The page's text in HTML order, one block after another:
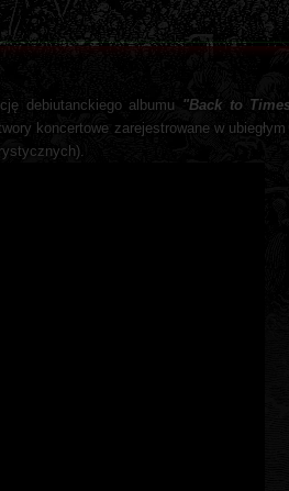
debiutanckiego albumu "Back to
koncertowe zarejestrowane w